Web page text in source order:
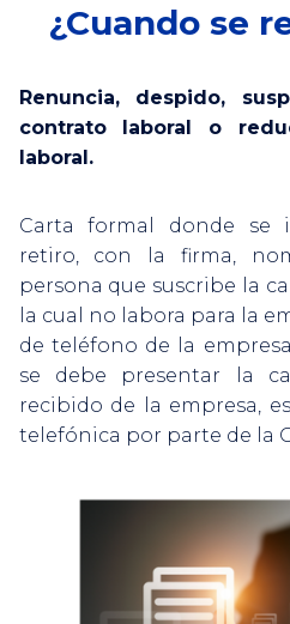
¿Cuando se
Renuncia, despido,
contrato laboral o
laboral.
Carta formal donde se
retiro, con la firma,
persona que suscribe la
la cual no labora para la
de teléfono de la
se debe presentar la
recibido de la empresa,
telefónica por parte de la